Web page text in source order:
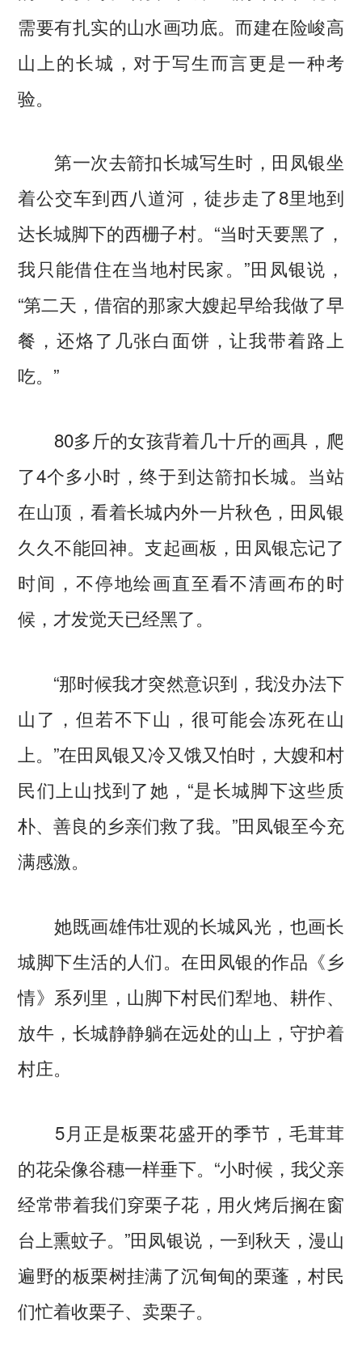
需要有扎实的山水画功底。而建在险峻高
山上的长城，对于写生而言更是一种考
验。
第一次去箭扣长城写生时，田凤银坐
着公交车到西八道河，徒步走了8里地到
达长城脚下的西栅子村。“当时天要黑了，
我只能借住在当地村民家。”田凤银说，
“第二天，借宿的那家大嫂起早给我做了早
餐，还烙了几张白面饼，让我带着路上
吃。”
80多斤的女孩背着几十斤的画具，爬
了4个多小时，终于到达箭扣长城。当站
在山顶，看着长城内外一片秋色，田凤银
久久不能回神。支起画板，田凤银忘记了
时间，不停地绘画直至看不清画布的时
候，才发觉天已经黑了。
“那时候我才突然意识到，我没办法下
山了，但若不下山，很可能会冻死在山
上。”在田凤银又冷又饿又怕时，大嫂和村
民们上山找到了她，“是长城脚下这些质
朴、善良的乡亲们救了我。”田凤银至今充
满感激。
她既画雄伟壮观的长城风光，也画长
城脚下生活的人们。在田凤银的作品《乡
情》系列里，山脚下村民们犁地、耕作、
放牛，长城静静躺在远处的山上，守护着
村庄。
5月正是板栗花盛开的季节，毛茸茸
的花朵像谷穗一样垂下。“小时候，我父亲
经常带着我们穿栗子花，用火烤后搁在窗
台上熏蚊子。”田凤银说，一到秋天，漫山
遍野的板栗树挂满了沉甸甸的栗蓬，村民
们忙着收栗子、卖栗子。